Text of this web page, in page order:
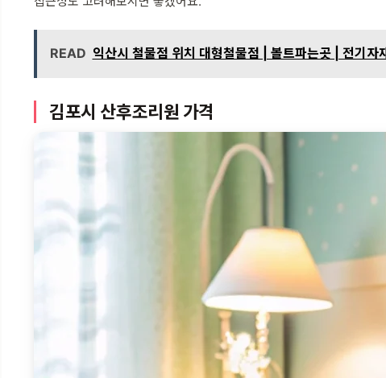
READ 익산시 철물점 위치 대형철물점 | 볼트파는곳 | 전기자
김포시 산후조리원 가격